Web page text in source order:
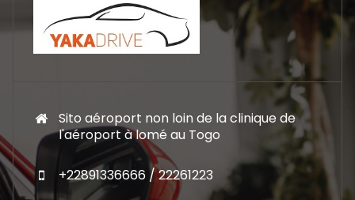
Sito aéroport non loin de la clinique de
l'aéroport à lomé au Togo
+22891336666 / 22261223